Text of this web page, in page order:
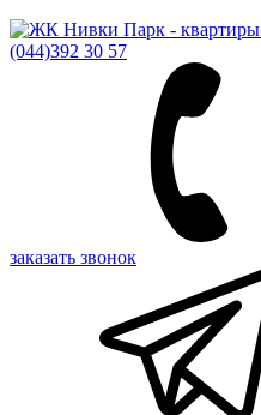
(044)392 30 57
заказать звонок